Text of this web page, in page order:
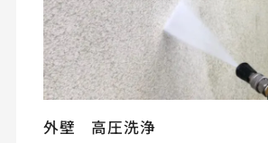
外壁 高圧洗浄